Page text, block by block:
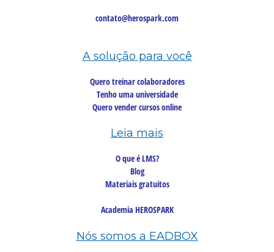
contato@herospark.com
A solução para você
Quero treinar colaboradores
Tenho uma universidade
Quero vender cursos online
Leia mais
O que é LMS?
Blog
Materiais gratuitos
Academia HEROSPARK
Nós somos a EADBOX